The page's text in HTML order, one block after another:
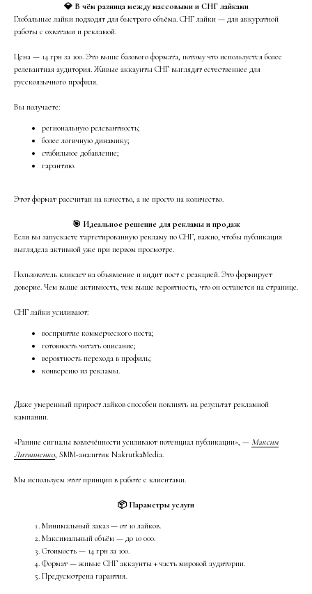
💎 В чём разница между массовыми и СНГ лайками
Глобальные лайки подходят для быстрого объёма. СНГ лайки — для аккуратной
работы с охватами и рекламой.
Цена — 14 грн за 100. Это выше базового формата, потому что используется более
релевантная аудитория. Живые аккаунты СНГ выглядят естественнее для
русскоязычного профиля.
Вы получаете:
региональную релевантность;
более логичную динамику;
стабильное добавление;
гарантию.
Этот формат рассчитан на качество, а не просто на количество.
🎯 Идеальное решение для рекламы и продаж
Если вы запускаете таргетированную рекламу по СНГ, важно, чтобы публикация
выглядела активной уже при первом просмотре.
Пользователь кликает на объявление и видит пост с реакцией. Это формирует
доверие. Чем выше активность, тем выше вероятность, что он останется на странице.
СНГ лайки усиливают:
восприятие коммерческого поста;
готовность читать описание;
вероятность перехода в профиль;
конверсию из рекламы.
Даже умеренный прирост лайков способен повлиять на результат рекламной
кампании.
«Ранние сигналы вовлечённости усиливают потенциал публикации», — Максим
Литвиненко, SMM-аналитик NakrutkaMedia.
Мы используем этот принцип в работе с клиентами.
📦 Параметры услуги
Минимальный заказ — от 10 лайков.
Максимальный объём — до 10 000.
Стоимость — 14 грн за 100.
Формат — живые СНГ аккаунты + часть мировой аудитории.
Предусмотрена гарантия.